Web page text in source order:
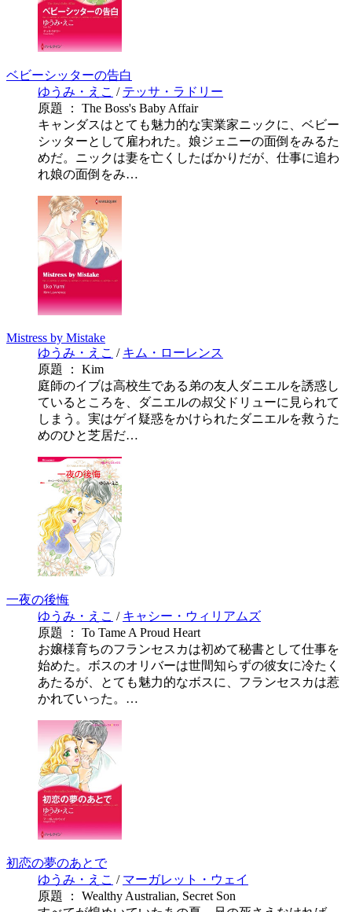
ベビーシッターの告白
ゆうみ・えこ / テッサ・ラドリー
原題 ： The Boss's Baby Affair
キャンダスはとても魅力的な実業家ニックに、ベビー
シッターとして雇われた。娘ジェニーの面倒をみるた
めだ。ニックは妻を亡くしたばかりだが、仕事に追わ
れ娘の面倒をみ…
Mistress by Mistake
ゆうみ・えこ / キム・ローレンス
原題 ： Kim
庭師のイブは高校生である弟の友人ダニエルを誘惑し
ているところを、ダニエルの叔父ドリューに見られて
しまう。実はゲイ疑惑をかけられたダニエルを救うた
めのひと芝居だ…
一夜の後悔
ゆうみ・えこ / キャシー・ウィリアムズ
原題 ： To Tame A Proud Heart
お嬢様育ちのフランセスカは初めて秘書として仕事を
始めた。ボスのオリバーは世間知らずの彼女に冷たく
あたるが、とても魅力的なボスに、フランセスカは惹
かれていった。…
初恋の夢のあとで
ゆうみ・えこ / マーガレット・ウェイ
原題 ： Wealthy Australian, Secret Son